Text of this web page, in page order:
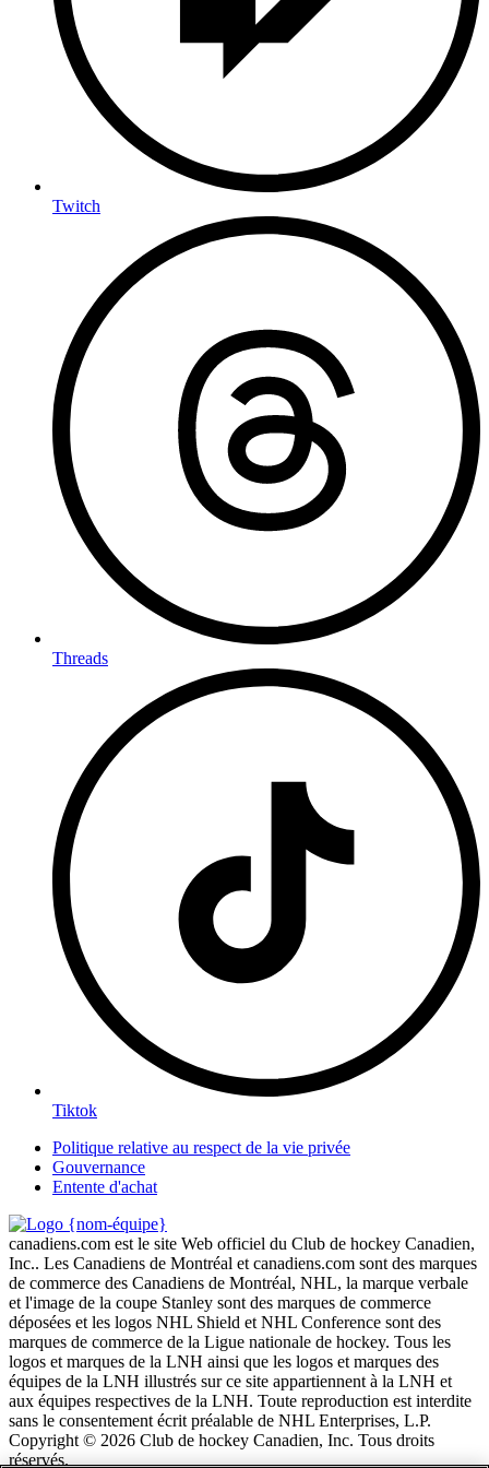
Twitch
Threads
Tiktok
Politique relative au respect de la vie privée
Gouvernance
Entente d'achat
canadiens.com est le site Web officiel du Club de hockey Canadien,
Inc.. Les Canadiens de Montréal et canadiens.com sont des marques
de commerce des Canadiens de Montréal, NHL, la marque verbale
et l'image de la coupe Stanley sont des marques de commerce
déposées et les logos NHL Shield et NHL Conference sont des
marques de commerce de la Ligue nationale de hockey. Tous les
logos et marques de la LNH ainsi que les logos et marques des
équipes de la LNH illustrés sur ce site appartiennent à la LNH et
aux équipes respectives de la LNH. Toute reproduction est interdite
sans le consentement écrit préalable de NHL Enterprises, L.P.
Copyright © 2026 Club de hockey Canadien, Inc. Tous droits
réservés.